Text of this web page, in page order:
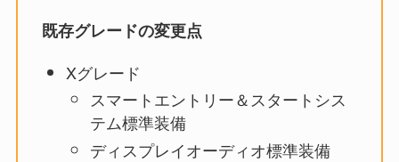
既存グレードの変更点
Xグレード
スマートエントリー＆スタートシス
テム標準装備
ディスプレイオーディオ標準装備